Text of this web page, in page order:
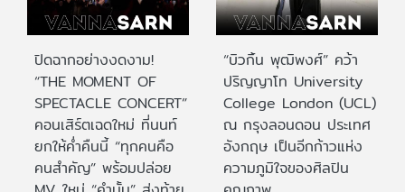
ปิดฉากอย่างงดงาม!
“THE MOMENT OF
SPECTACLE CONCERT”
คอนเสิร์ตเฉดใหม่ ที่นนท์
ยกให้ค่ำคืนนี้ “ทุกคนคือ
คนสำคัญ” พร้อมปล่อย
“บิวกิ้น พุฒิพงศ์” คว้า
ปริญญาโท University
College London (UCL)
ณ กรุงลอนดอน ประเทศ
อังกฤษ เป็นอีกก้าวแห่ง
ความภูมิใจของศิลปิน